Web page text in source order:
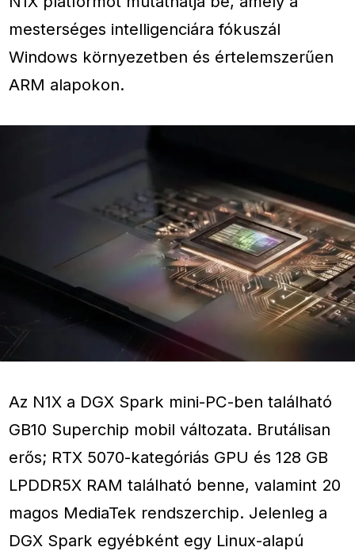
mesterséges intelligenciára fókuszál
Windows környezetben és értelemszerűen
ARM alapokon.
Az N1X a DGX Spark mini-PC-ben található
GB10 Superchip mobil változata. Brutálisan
erős; RTX 5070-kategóriás GPU és 128 GB
LPDDR5X RAM található benne, valamint 20
magos MediaTek rendszerchip. Jelenleg a
DGX Spark egyébként egy Linux-alapú